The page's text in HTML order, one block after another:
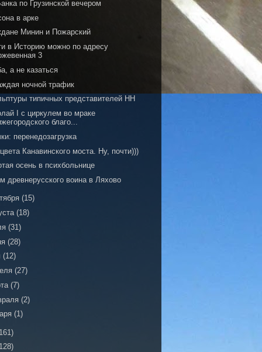
по Грузинской вечером
в арке
Минин и Пожарский
в Историю можно по адресу
3
а не казаться
ночной трафик
типичных представителей НН
I с циркулем во мраке
благо...
перенедозагрузка
Канавинского моста. Ну, почти)))
осень в психбольнице
древнерусского воина в Ляхово
(15)
(18)
(31)
(28)
(12)
(27)
(7)
(2)
(1)